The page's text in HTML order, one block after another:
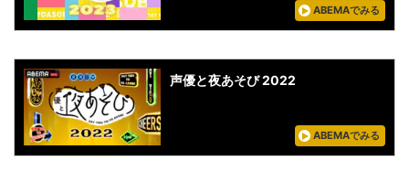
ABEMAでみる
声優と夜あそび 2022
ABEMAでみる